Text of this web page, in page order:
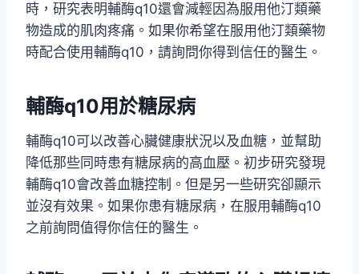
時，研究表明輔酶q10還會減輕因為服用他汀類藥
物造成的肌肉疼痛。如果你希望在服用他汀類藥物
時配合使用輔酶q10，請詢問你得到信任的醫生。
輔酶q10用於糖尿病
輔酶q10可以改善心臟健康狀況以及血糖，並幫助
降低那些同時患有糖尿病的高血壓。初步研究發現
輔酶q10會改善血糖控制。但是另一些研究卻顯示
並沒有效果。如果你患有糖尿病，在服用輔酶q10
之前詢問值得你信任的醫生。